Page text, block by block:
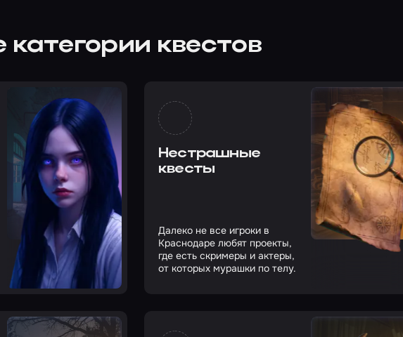
квестов
Нестрашные
квесты
Далеко не все игроки в
Краснодаре любят проекты,
где есть скримеры и актеры,
от которых мурашки по телу.